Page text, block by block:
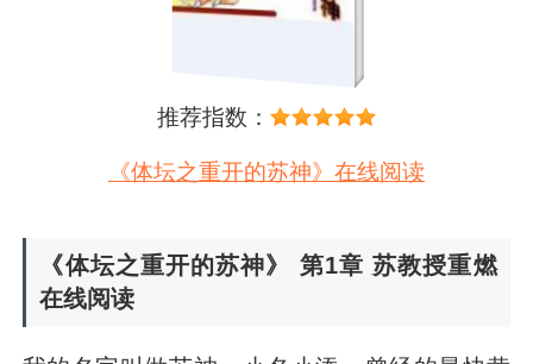
推荐指数：
《体坛之重开的苏神》在线阅读
《体坛之重开的苏神》 第1章 苏教授重燃
在线阅读